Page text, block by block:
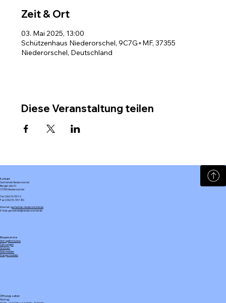
Zeit & Ort
03. Mai 2025, 13:00
Schützenhaus Niederorschel, 9C7G+MF, 37355
Niederorschel, Deutschland
Diese Veranstaltung teilen
Kontakt
Gemeinde Niederorschel
Bergstraße 51
37355 Niederorschel
Tel: 036076 557-0
Fax: 036076 557-80
Internet:gemeinde-niederorschel.de
E-Mail: gemeinde@niederorschel.de
Bürgerservice
Antragsformulare
Satzungen
Wohnen
Müll melden
Mangel melden
Öffnungszeiten
Montag: